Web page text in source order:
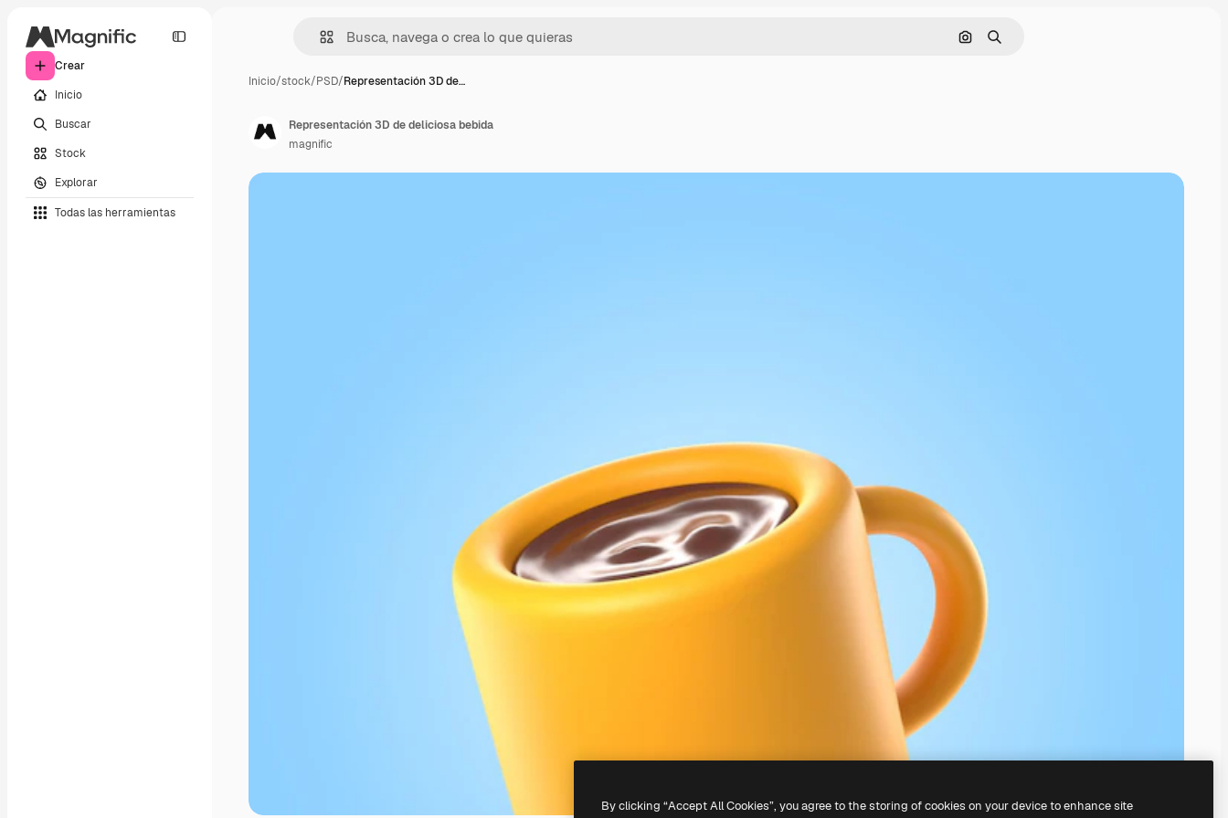
Crear
Inicio
Buscar
Stock
Explorar
Todas las herramientas
Buscar por imagen
Buscar
Inicio/stock/PSD/Representación 3D de…
Representación 3D de deliciosa bebida
magnific
By clicking “Accept All Cookies”, you agree to the storing of cookies on your device to enhance site